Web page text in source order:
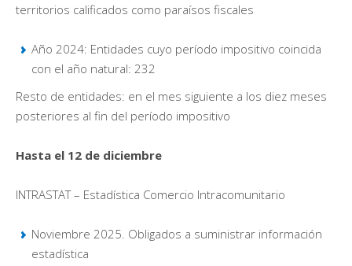
territorios calificados como paraísos fiscales
Año 2024: Entidades cuyo período impositivo coincida
con el año natural: 232
Resto de entidades: en el mes siguiente a los diez meses
posteriores al fin del período impositivo
Hasta el 12 de diciembre
INTRASTAT – Estadística Comercio Intracomunitario
Noviembre 2025. Obligados a suministrar información
estadística